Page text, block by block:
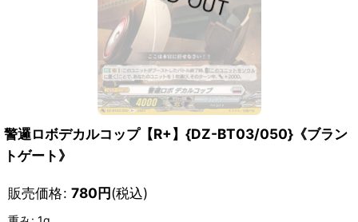
警邏ロボデカルコップ【R+】{DZ-BT03/050}《ブラン
トゲート》
販売価格: 780円(税込)